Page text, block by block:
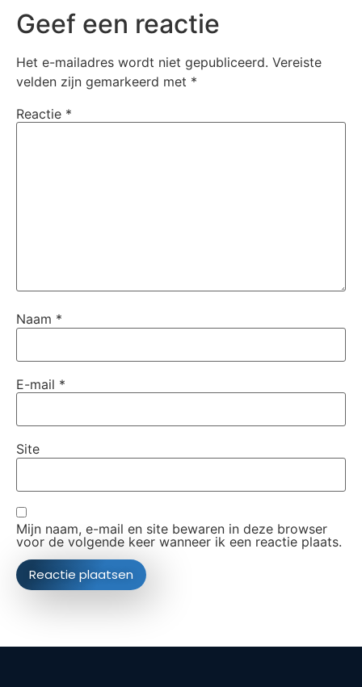
Geef een reactie
Het e-mailadres wordt niet gepubliceerd. Vereiste
velden zijn gemarkeerd met *
Reactie *
Naam *
E-mail *
Site
Mijn naam, e-mail en site bewaren in deze browser
voor de volgende keer wanneer ik een reactie plaats.